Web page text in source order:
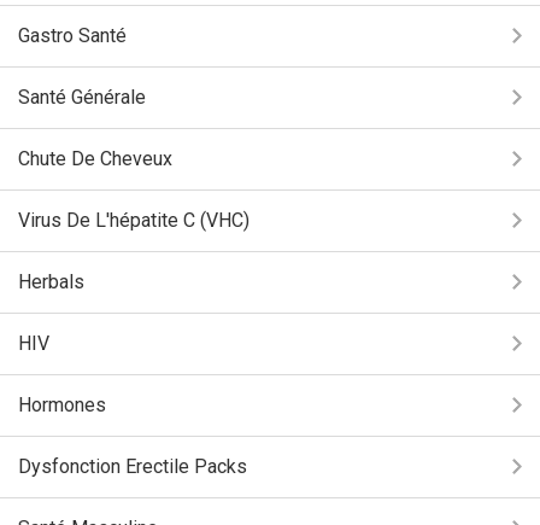
Gastro Santé
Santé Générale
Chute De Cheveux
Virus De L'hépatite C (VHC)
Herbals
HIV
Hormones
Dysfonction Erectile Packs